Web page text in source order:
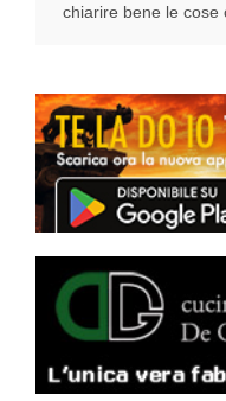
chiarire bene le cose